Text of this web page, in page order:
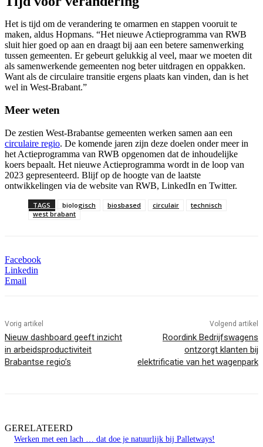
Het is tijd om de verandering te omarmen en stappen vooruit te
maken, aldus Hopmans. “Het nieuwe Actieprogramma van RWB
sluit hier goed op aan en draagt bij aan een betere samenwerking
tussen gemeenten. Er gebeurt gelukkig al veel, maar we moeten dit
als samenwerkende gemeenten nog beter uitdragen en oppakken.
Want als de circulaire transitie ergens plaats kan vinden, dan is het
wel in West-Brabant.”
Meer weten
De zestien West-Brabantse gemeenten werken samen aan een
circulaire regio. De komende jaren zijn deze doelen onder meer in
het Actieprogramma van RWB opgenomen dat de inhoudelijke
koers bepaalt. Het nieuwe Actieprogramma wordt in de loop van
2023 gepresenteerd. Blijf op de hoogte van de laatste
ontwikkelingen via de website van RWB, LinkedIn en Twitter.
TAGS biologisch biosbased circulair
technisch
west brabant
Facebook
Linkedin
Email
Vorig artikel
Nieuw dashboard geeft inzicht
in arbeidsproductiviteit
Brabantse regio’s
Volgend artikel
Roordink Bedrijfswagens
ontzorgt klanten bij
elektrificatie van het wagenpark
GERELATEERD
Werken met een lach … dat doe je natuurlijk bij Palletways!